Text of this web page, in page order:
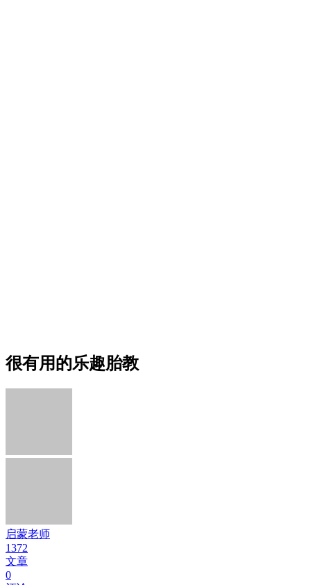
很有用的乐趣胎教
启蒙老师
1372
文章
0